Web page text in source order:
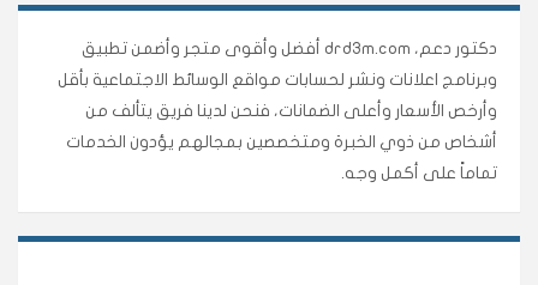
دكتور دعم، drd3m.com أفضل وأقوى متجر وأضمن تطبيق
وبرنامج اعلانات ونشر لحسابات مواقع الوسائط الاجتماعية بأقل
وأرخص الأسعار وأعلى الضمانات، فنحن لدينا فريق يتألف من
أشخاص من ذوي الخبرة ومتخصصين بمجالهم يؤدون الخدمات
تماماً على أكمل وجه.